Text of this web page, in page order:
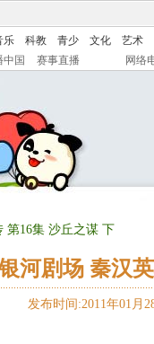
乐 科教 青少 文化
艺术
中国 赛事直播 网络
第16集 沙丘之谋 下
河剧场 秦汉
发布时间:2011年01月